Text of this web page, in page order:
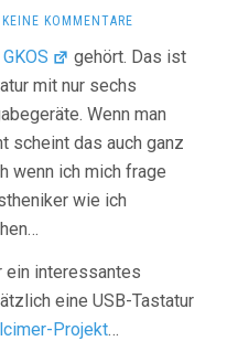
KEINE KOMMENTARE
GKOS
gehört. Das ist
mit nur sechs
Wenn man
scheint das auch ganz
wenn ich mich frage
wie ich
ein interessantes
eine USB-Tastatur
Projekt…